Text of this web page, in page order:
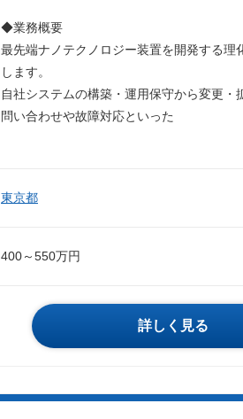
◆業務概要
最先端ナノテクノロジー装置を開発する
します。
自社システムの構築・運用保守から変更
問い合わせや故障対応といった
東京都
400～550万円
詳しく見る